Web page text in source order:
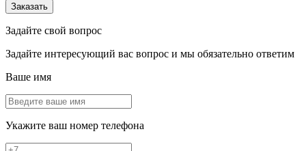
Заказать
Задайте свой вопрос
Задайте интересующий вас вопрос и мы обязательно ответим
Ваше имя
Укажите ваш номер телефона